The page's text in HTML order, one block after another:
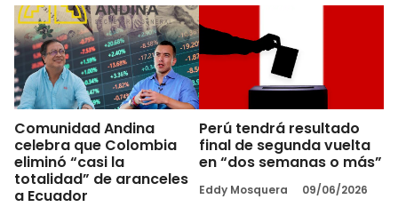
Comunidad Andina
celebra que Colombia
eliminó “casi la
totalidad” de aranceles
a Ecuador
Perú tendrá resultado
final de segunda vuelta
en “dos semanas o más”
Eddy Mosquera 09/06/2026